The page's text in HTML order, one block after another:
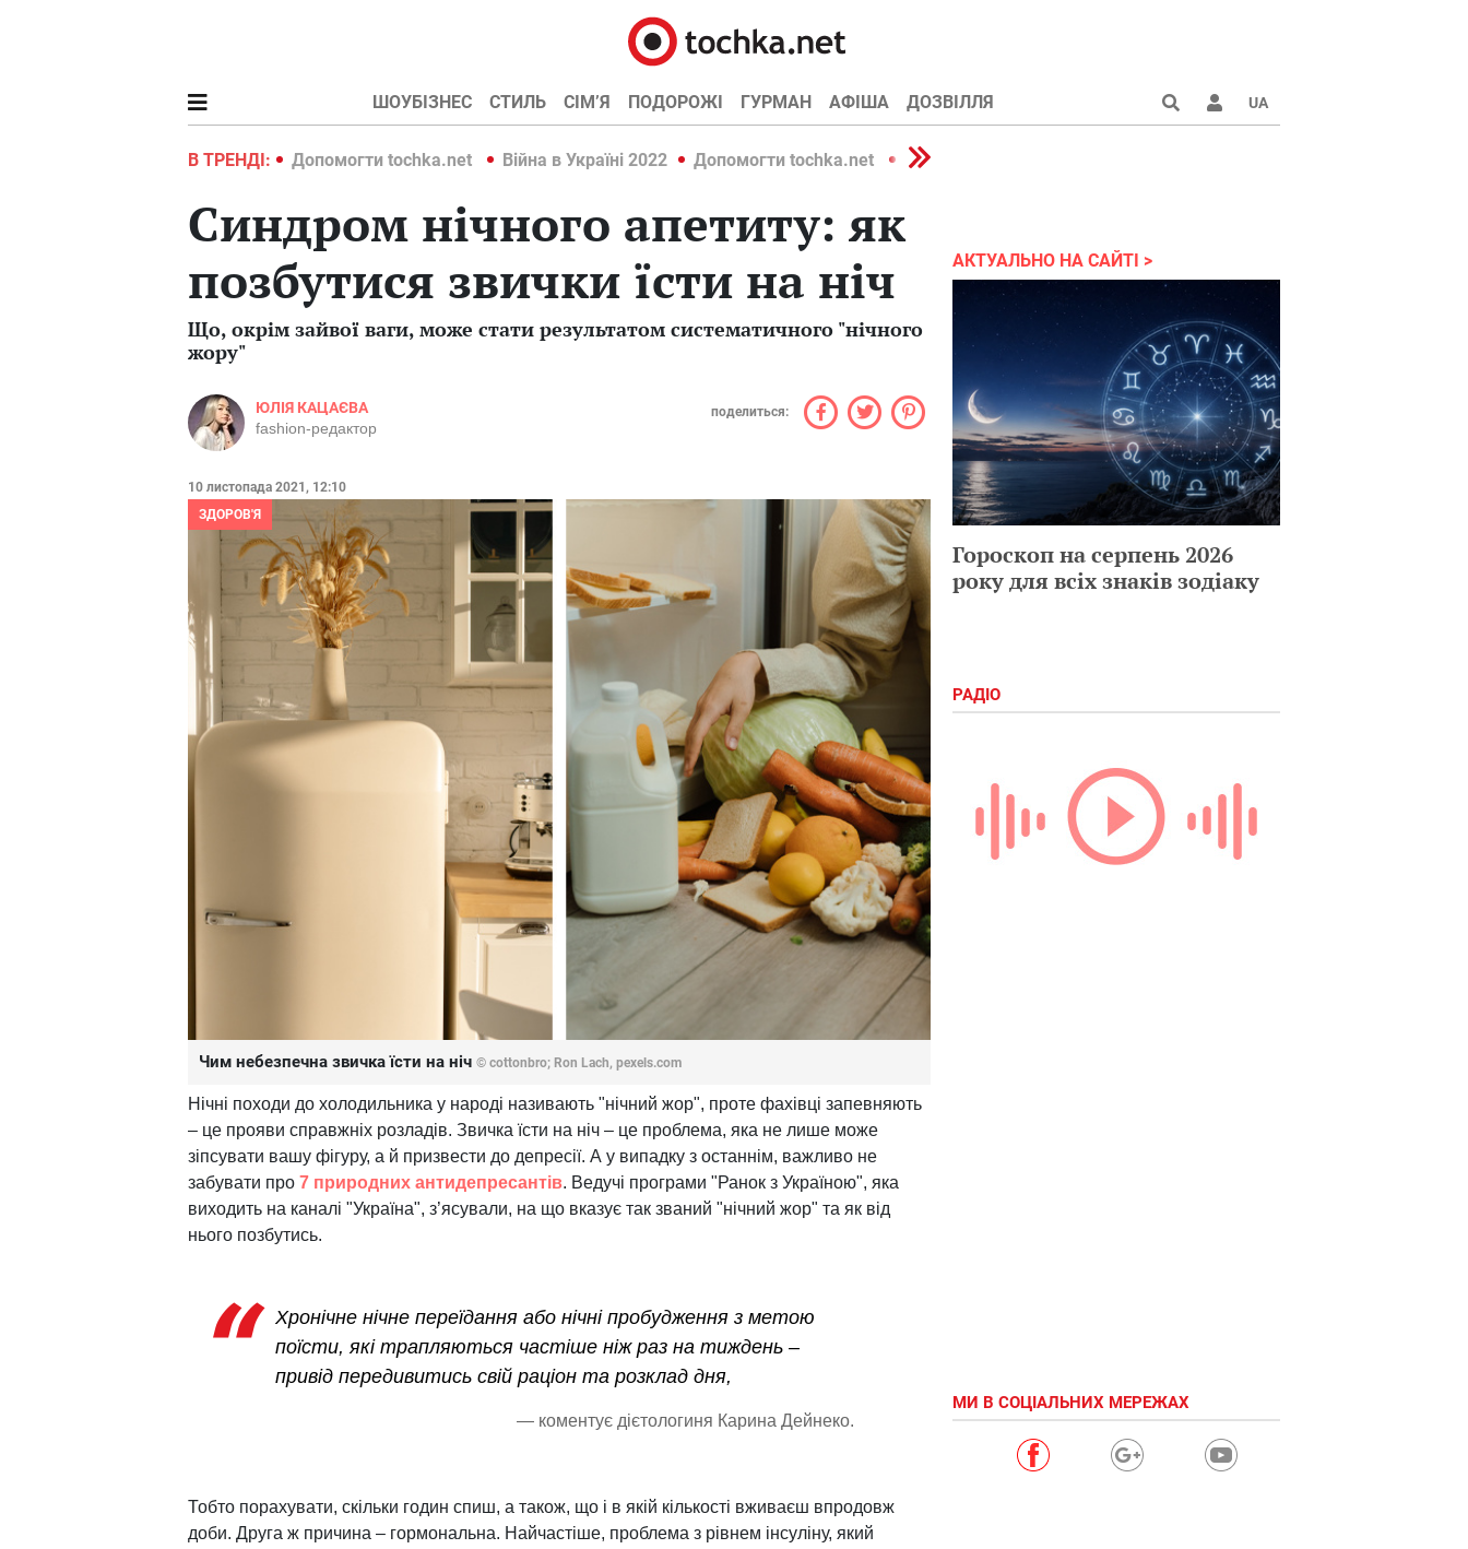
ШОУБІЗНЕС СТИЛЬ СІМ’Я ПОДОРОЖІ ГУРМАН АФІША ДОЗВІЛЛЯ UA
В ТРЕНДІ:
Війна в Україні 2022 Допомогти tochka.net Війна в Україні 2022 Допомогти tochka.net Війна в Україні 2022
Синдром нічного апетиту: як
позбутися звички їсти на ніч
Що, окрім зайвої ваги, може стати результатом систематичного "нічного
жору"
ЮЛІЯ КАЦАЄВА
fashion-редактор
поделиться:
10 листопада 2021, 12:10
ЗДОРОВ'Я
Чим небезпечна звичка їсти на ніч © cottonbro; Ron Lach, pexels.com
Нічні походи до холодильника у народі називають "нічний жор", проте фахівці запевняють
– це прояви справжніх розладів. Звичка їсти на ніч – це проблема, яка не лише може
зіпсувати вашу фігуру, а й призвести до депресії. А у випадку з останнім, важливо не
забувати про 7 природних антидепресантів. Ведучі програми "Ранок з Україною", яка
виходить на каналі "Україна", з’ясували, на що вказує так званий "нічний жор" та як від
нього позбутись.
Хронічне нічне переїдання або нічні пробудження з метою
поїсти, які трапляються частіше ніж раз на тиждень –
привід передивитись свій раціон та розклад дня,
— коментує дієтологиня Карина Дейнеко.
Тобто порахувати, скільки годин спиш, а також, що і в якій кількості вживаєш впродовж
доби. Друга ж причина – гормональна. Найчастіше, проблема з рівнем інсуліну, який
АКТУАЛЬНО НА САЙТІ
Гороскоп на серпень 2026
року для всіх знаків зодіаку
РАДІО
МИ В СОЦІАЛЬНИХ МЕРЕЖАХ